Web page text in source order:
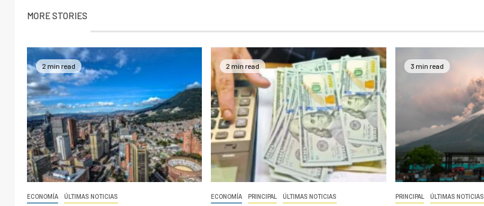
MORE STORIES
2 min read
ECONOMÍA ÚLTIMAS NOTICIAS
2 min read
ECONOMÍA PRINCIPAL ÚLTIMAS NOTICIAS
3 min read
PRINCIPAL ÚLTIMAS NOTICIAS